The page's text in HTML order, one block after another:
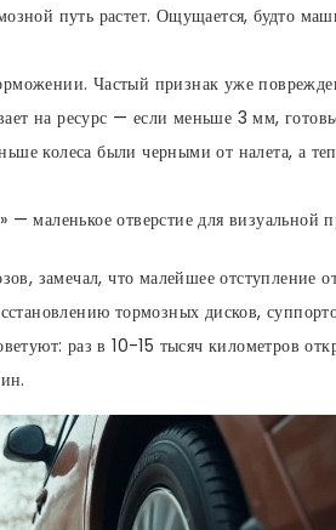
путь растет. Ощущается, будто
Частый признак уже
на ресурс — если меньше 3 мм,
колеса были черными от налета, а
— маленькое отверстие для визуальной
замечал, что малейшее отступление
тормозных дисков,
раз в 10-15 тысяч километров